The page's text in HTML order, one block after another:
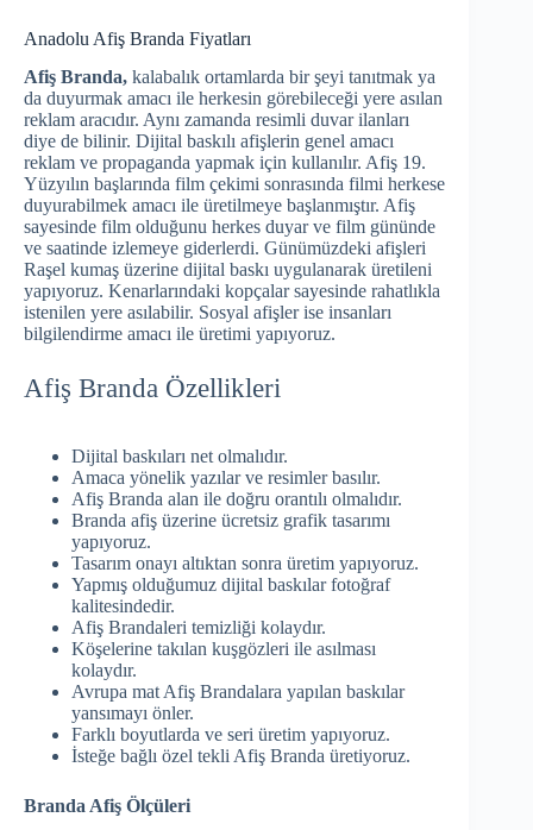
Anadolu Afiş Branda Fiyatları
Afiş Branda, kalabalık ortamlarda bir şeyi tanıtmak ya
da duyurmak amacı ile herkesin görebileceği yere asılan
reklam aracıdır. Aynı zamanda resimli duvar ilanları
diye de bilinir. Dijital baskılı afişlerin genel amacı
reklam ve propaganda yapmak için kullanılır. Afiş 19.
Yüzyılın başlarında film çekimi sonrasında filmi herkese
duyurabilmek amacı ile üretilmeye başlanmıştır. Afiş
sayesinde film olduğunu herkes duyar ve film gününde
ve saatinde izlemeye giderlerdi. Günümüzdeki afişleri
Raşel kumaş üzerine dijital baskı uygulanarak üretileni
yapıyoruz. Kenarlarındaki kopçalar sayesinde rahatlıkla
istenilen yere asılabilir. Sosyal afişler ise insanları
bilgilendirme amacı ile üretimi yapıyoruz.
Afiş Branda Özellikleri
Dijital baskıları net olmalıdır.
Amaca yönelik yazılar ve resimler basılır.
Afiş Branda alan ile doğru orantılı olmalıdır.
Branda afiş üzerine ücretsiz grafik tasarımı
yapıyoruz.
Tasarım onayı altıktan sonra üretim yapıyoruz.
Yapmış olduğumuz dijital baskılar fotoğraf
kalitesindedir.
Afiş Brandaleri temizliği kolaydır.
Köşelerine takılan kuşgözleri ile asılması
kolaydır.
Avrupa mat Afiş Brandalara yapılan baskılar
yansımayı önler.
Farklı boyutlarda ve seri üretim yapıyoruz.
İsteğe bağlı özel tekli Afiş Branda üretiyoruz.
Branda Afiş Ölçüleri